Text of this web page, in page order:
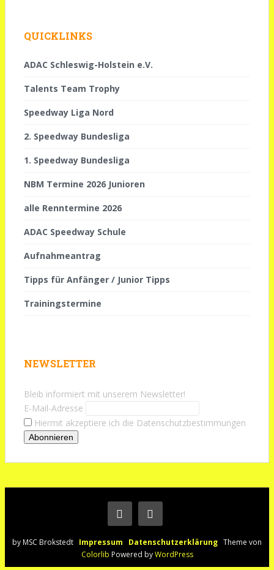
QUICKLINKS
ADAC Schleswig-Holstein e.V.
Talents Team Trophy
Speedway Liga Nord
2. Speedway Bundesliga
1. Speedway Bundesliga
NBM Termine 2026 Junioren
alle Renntermine 2026
ADAC Speedway Schule
Aufnahmeantrag
Tipps für Anfänger / Junior Tipps
Trainingstermine
NEWSLETTER
Bleib informiert mit unserem Newsletter!
E-Mail-Adresse
Hiermit akzeptiere ich die Datenschutzbestimmungen
by MSC Brokstedt Impressum Datenschutzerklärung Theme von
Colorlib Powered byWordPress